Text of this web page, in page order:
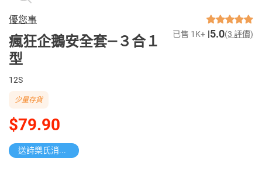
優您事
瘋狂企鵝安全套—３合１
型
已售 1K+ 5.0(3 評價)
12S
$79.90
少量存貨
送詩樂氏消毒濕紙巾